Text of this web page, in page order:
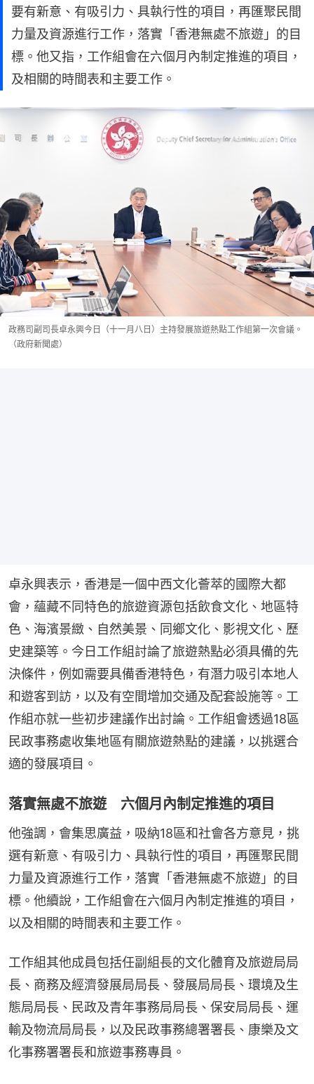
要有新意、有吸引力、具執行性的項目，再匯聚民間
力量及資源進行工作，落實「香港無處不旅遊」的目
標。他又指，工作組會在六個月內制定推進的項目，
及相關的時間表和主要工作。
政務司副司長卓永興今日（十一月八日）主持發展旅遊熱點工作組第一次會議。
（政府新聞處）
卓永興表示，香港是一個中西文化薈萃的國際大都
會，蘊藏不同特色的旅遊資源包括飲食文化、地區特
色、海濱景緻、自然美景、同鄉文化、影視文化、歷
史建築等。今日工作組討論了旅遊熱點必須具備的先
決條件，例如需要具備香港特色，有潛力吸引本地人
和遊客到訪，以及有空間增加交通及配套設施等。工
作組亦就一些初步建議作出討論。工作組會透過18區
民政事務處收集地區有關旅遊熱點的建議，以挑選合
適的發展項目。
落實無處不旅遊 六個月內制定推進的項目
他強調，會集思廣益，吸納18區和社會各方意見，挑
選有新意、有吸引力、具執行性的項目，再匯聚民間
力量及資源進行工作，落實「香港無處不旅遊」的目
標。他續說，工作組會在六個月內制定推進的項目，
以及相關的時間表和主要工作。
工作組其他成員包括任副組長的文化體育及旅遊局局
長、商務及經濟發展局局長、發展局局長、環境及生
態局局長、民政及青年事務局局長、保安局局長、運
輸及物流局局長，以及民政事務總署署長、康樂及文
化事務署署長和旅遊事務專員。